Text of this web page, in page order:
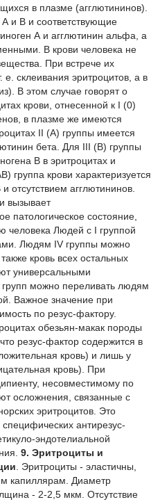
в плазме (агглютининов).
и В и соответствующие
А и агглютинин альфа, а
В крови человека не
При встрече их
е. склеивания эритроцитов, а в
В этом случае говорят о
крови, отнесенной к I (0)
в плазме же имеются
II (А) группы имеется
бета. Для III (В) группы
В в эритроцитах и
группа крови характеризуется
отсутствием агглютининов.
вызывает
патологическое состояние,
человека Людей с I группой
Людям IV группы можно
кровь всех остальных
универсальными
можно переливать людям
Важное значение при
по резус-фактору.
обезьян-макак породы
резус-фактор содержится в
кровь) и лишь у
кровь). При
несовместимому по
осложнения, связанные с
эритроцитов. Это
специфических антирезус-
эндотелиальной
9. Эритроциты и
. Эритроциты - эластичны,
капиллярам. Диаметр
- 2-2,5 мкм. Отсутствие